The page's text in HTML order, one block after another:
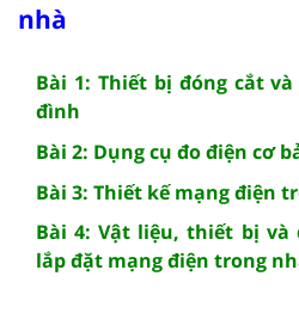
nhà
Bài 1: Thiết bị đóng cắt
đình
Bài 2: Dụng cụ đo điện cơ
Bài 3: Thiết kế mạng điện
Bài 4: Vật liệu, thiết bị và
lắp đặt mạng điện trong